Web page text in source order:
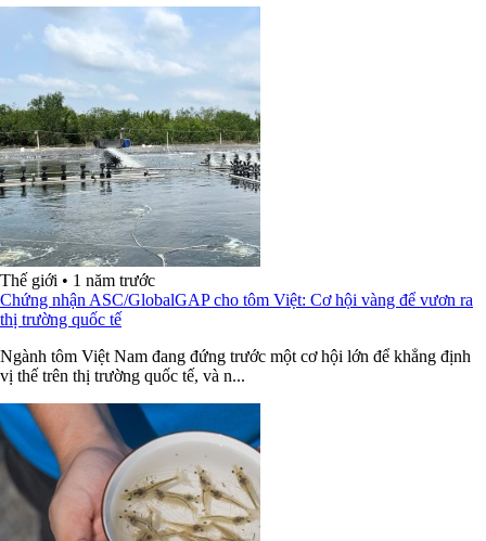
Thế giới • 1 năm trước
Chứng nhận ASC/GlobalGAP cho tôm Việt: Cơ hội vàng để vươn ra
thị trường quốc tế
Ngành tôm Việt Nam đang đứng trước một cơ hội lớn để khẳng định
vị thế trên thị trường quốc tế, và n...